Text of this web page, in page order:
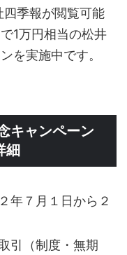
四季報が閲覧可能
1万円相当の松井
を実施中です。
キャンペーン
細
年７月１日から２
引（制度・無期